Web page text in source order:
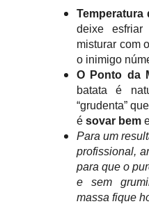
Temperatura
deixe
misturar com
o inimigo
O Ponto da
batata é
“grudenta”
é sovar bem
Para um
profissional,
para que o
e sem
massa fique